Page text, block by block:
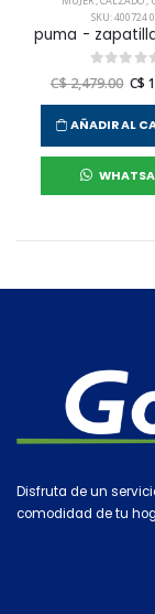
SKU: 400724
C$ 2,479.00 C$
AÑADIR AL
Disfruta de un
comodidad de tu